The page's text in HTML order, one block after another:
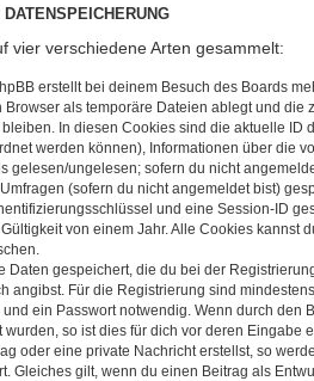
vier verschiedene Arten gesammelt:
erstellt bei deinem Besuch des Boards
Browser als temporäre Dateien ablegt und die
In diesen Cookies sind die aktuelle ID
werden können), Informationen über die
gelesen/ungelesen; sofern du nicht
(sofern du nicht angemeldet bist)
und eine Session-ID
von einem Jahr. Alle Cookies kannst
Daten gespeichert, die du bei der
angibst. Für die Registrierung sind
ein Passwort notwendig. Wenn durch den
so ist dies für dich vor deren Eingabe
oder eine private Nachricht erstellst, so
Gleiches gilt, wenn du einen Beitrag als